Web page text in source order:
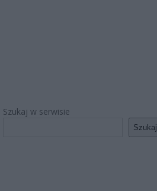
Szukaj w serwisie
Szukaj